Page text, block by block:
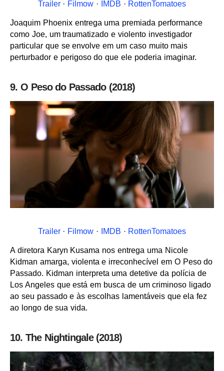
Trailer· Filmow · IMDB · RottenTomatoes
Joaquim Phoenix entrega uma premiada performance
como Joe, um traumatizado e violento investigador
particular que se envolve em um caso muito mais
perturbador e perigoso do que ele poderia imaginar.
9. O Peso do Passado (2018)
Trailer· Filmow · IMDB · RottenTomatoes
A diretora Karyn Kusama nos entrega uma Nicole
Kidman amarga, violenta e irreconhecível em O Peso do
Passado. Kidman interpreta uma detetive da polícia de
Los Angeles que está em busca de um criminoso ligado
ao seu passado e às escolhas lamentáveis que ela fez
ao longo de sua vida.
10. The Nightingale (2018)